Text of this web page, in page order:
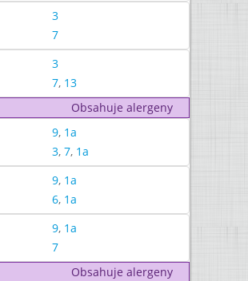
3
7
3
7, 13
Obsahuje alergeny
9, 1a
3, 7, 1a
9, 1a
6, 1a
9, 1a
7
Obsahuje alergeny